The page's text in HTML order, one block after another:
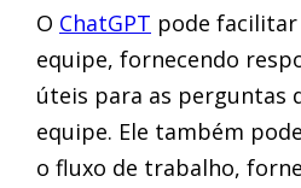
O ChatGPT pode
equipe, fornecendo
úteis para as perguntas
equipe. Ele também
o fluxo de trabalho,